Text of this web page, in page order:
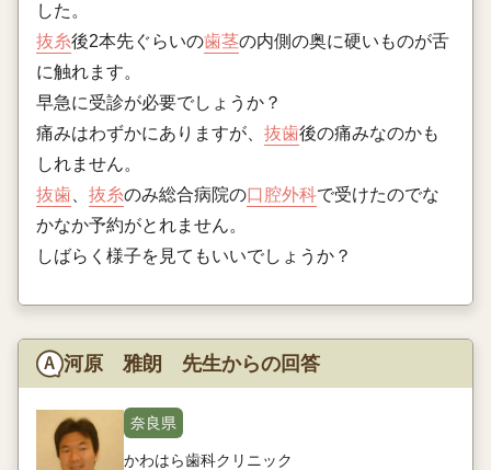
した。
抜糸後2本先ぐらいの歯茎の内側の奥に硬いものが舌
に触れます。
早急に受診が必要でしょうか？
痛みはわずかにありますが、 抜歯後の痛みなのかも
しれません。
抜歯
抜糸のみ総合病院の口腔外科で受けたのでな
かなか予約がとれません。
しばらく様子を見てもいいでしょうか？
河原 雅朗 先生からの回答
奈良県
かわはら歯科クリニック